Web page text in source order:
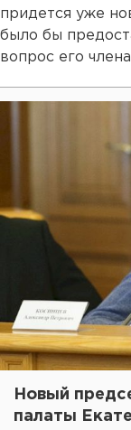
придется уже
было бы
вопрос его
Новый
палаты